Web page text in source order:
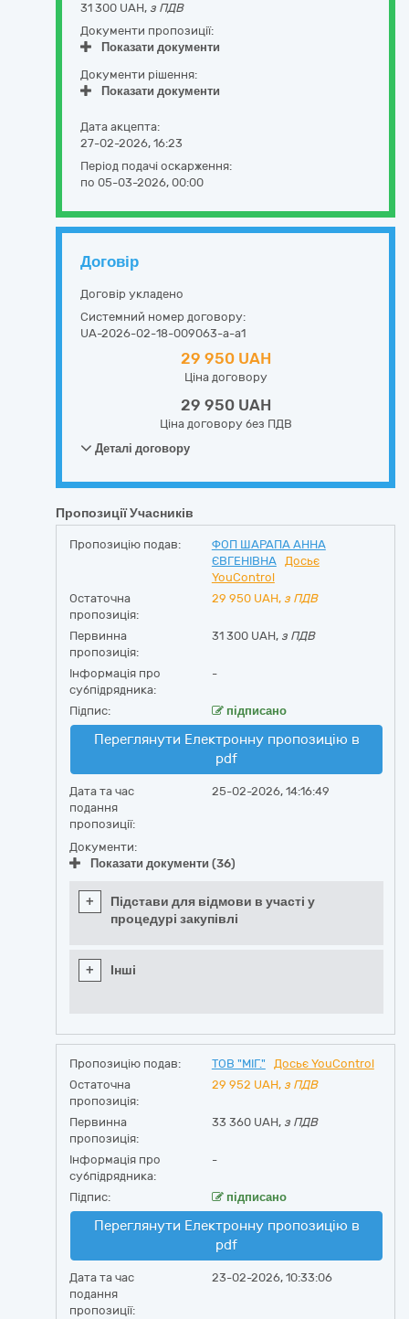
31 300 UAH, з ПДВ
Документи пропозиції:
Показати документи
Документи рішення:
Показати документи
Дата акцепта:
27-02-2026, 16:23
Період подачі оскарження:
по 05-03-2026, 00:00
Договір
Договір укладено
Системний номер договору:
UA-2026-02-18-009063-a-a1
29 950 UAH
Ціна договору
29 950 UAH
Ціна договору без ПДВ
Деталі договору
Пропозиції Учасників
Пропозицію подав:
ФОП ШАРАПА АННА
ЄВГЕНІВНА
Досьє
YouControl
Остаточна
пропозиція:
29 950 UAH, з ПДВ
Первинна
пропозиція:
31 300 UAH, з ПДВ
Інформація про
субпідрядника:
-
Підпис: підписано
Переглянути Електронну пропозицію в
pdf
Дата та час
подання
пропозиції:
25-02-2026, 14:16:49
Документи:
Показати документи (36)
+
Підстави для відмови в участі у
процедурі закупівлі
+ Інші
Пропозицію подав: ТОВ "МІГ."
Досьє YouControl
Остаточна
пропозиція:
29 952 UAH, з ПДВ
Первинна
пропозиція:
33 360 UAH, з ПДВ
Інформація про
субпідрядника:
-
Підпис: підписано
Переглянути Електронну пропозицію в
pdf
Дата та час
подання
пропозиції:
23-02-2026, 10:33:06